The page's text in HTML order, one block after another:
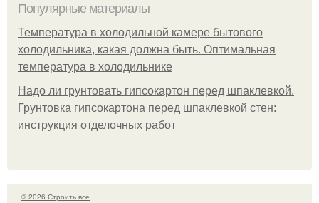
Популярные материалы
Температура в холодильной камере бытового
холодильника, какая должна быть. Оптимальная
температура в холодильнике
Надо ли грунтовать гипсокартон перед шпаклевкой.
Грунтовка гипсокартона перед шпаклевкой стен:
инструкция отделочных работ
© 2026 Строить все